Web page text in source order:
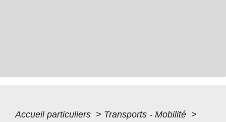
Accueil particuliers > Transports - Mobilité >